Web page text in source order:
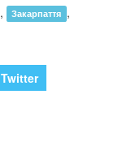
, Закарпаття ,
Twitter